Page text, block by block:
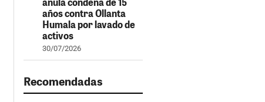
años contra Ollanta
Humala por lavado de
activos
30/07/2026
Recomendadas